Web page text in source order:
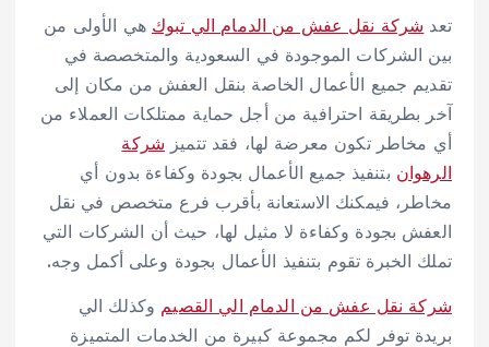
تعد شركة نقل عفش من الدمام الي تبوك هي الأولى من
بين الشركات الموجودة في السعودية والمتخصصة في
تقديم جميع الأعمال الخاصة بنقل العفش من مكان إلى
آخر بطريقة احترافية من أجل حماية ممتلكات العملاء من
أي مخاطر تكون معرضة لها، فقد تتميز شركة
الرهوان بتنفيذ جميع الأعمال بجودة وكفاءة بدون أي
مخاطر، فيمكنك الاستعانة بأقرب فرع متخصص في نقل
العفش بجودة وكفاءة لا مثيل لها، حيث أن الشركات التي
تملك الخبرة تقوم بتنفيذ الأعمال بجودة وعلى أكمل وجه.
شركة نقل عفش من الدمام الي القصيم وكذلك الي
بريدة توفر لكم مجموعة كبيرة من الخدمات المتميزة